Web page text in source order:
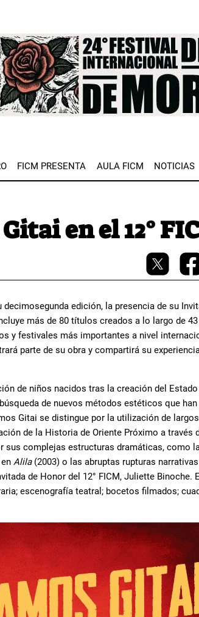
Image
FICM PRESENTA AULA FICM NOTICIAS
en el 12°
edición, la presencia de su
más de 80 títulos creados a lo largo de
y festivales más importantes a nivel
parte de su obra y compartirá su
de niños nacidos tras la creación del
de nuevos métodos estéticos que
Gitai se distingue por la utilización de
de la Historia de Oriente Próximo a través
sus complejas estructuras dramáticas, como
Alila(2003) o las abruptas rupturas
de Honor del 12° FICM, Juliette Binoche.
escenografía teatral; bocetos filmados;